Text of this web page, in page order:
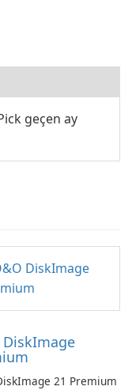
geçen ay
DiskImage
21 Premium